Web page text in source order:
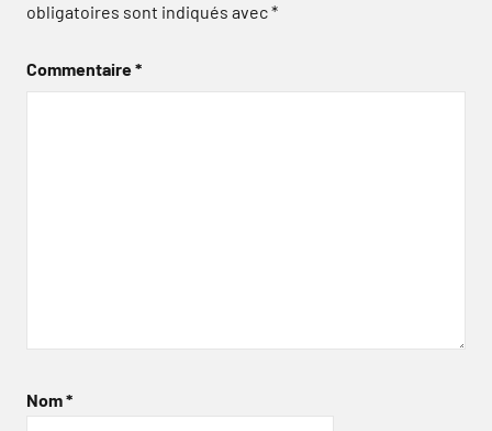
obligatoires sont indiqués avec*
Commentaire*
Nom*